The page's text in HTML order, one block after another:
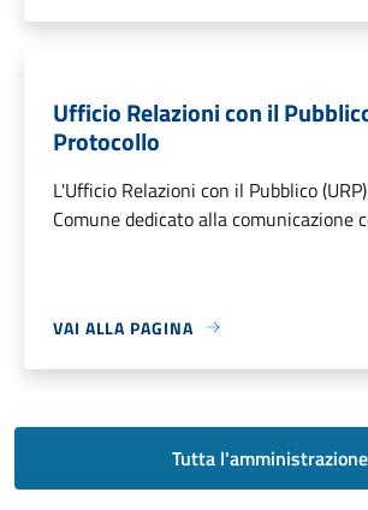
Ufficio Relazioni con il
Protocollo
L'Ufficio Relazioni con il Pubblico
Comune dedicato alla comunicazione
VAI ALLA PAGINA
Tutta l'amministrazione